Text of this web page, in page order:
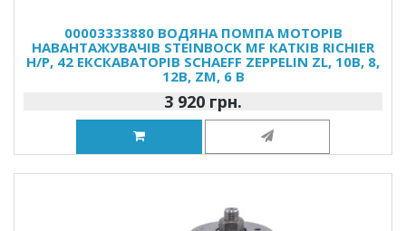
00003333880 ВОДЯНА ПОМПА МОТОРІВ
НАВАНТАЖУВАЧІВ STEINBOCK MF КАТКІВ RICHIER
H/P, 42 ЕКСКАВАТОРІВ SCHAEFF ZEPPELIN ZL, 10B, 8,
12B, ZM, 6 B
3 920 грн.